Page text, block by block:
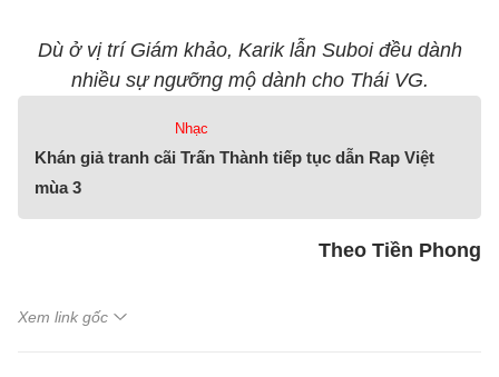
Dù ở vị trí Giám khảo, Karik lẫn Suboi đều dành
nhiều sự ngưỡng mộ dành cho Thái VG.
Nhạc
Khán giả tranh cãi Trấn Thành tiếp tục dẫn Rap Việt
mùa 3
Theo Tiền Phong
Xem link gốc